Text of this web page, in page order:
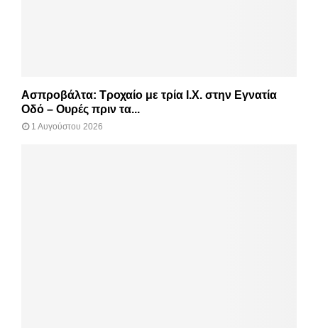
Ασπροβάλτα: Τροχαίο με τρία Ι.Χ. στην Εγνατία
Οδό – Ουρές πριν τα...
1 Αυγούστου 2026